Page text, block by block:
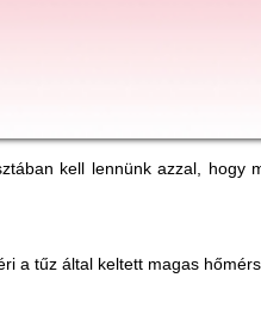
kell lennünk azzal, hogy
a tűz által keltett magas